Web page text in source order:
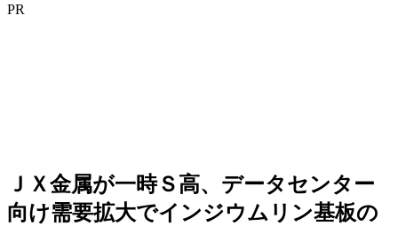
PR
ＪＸ金属が一時Ｓ高、データセンター
向け需要拡大でインジウムリン基板の